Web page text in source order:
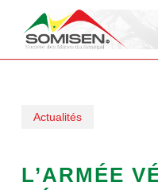
Actualités
L’ARMÉE